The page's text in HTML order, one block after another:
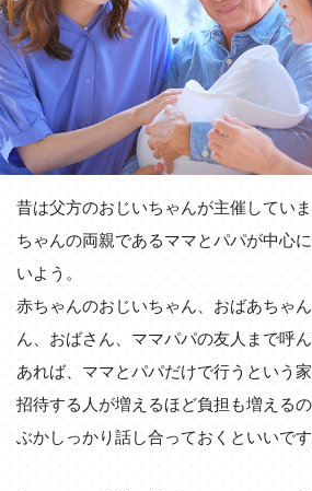
昔は父方のおじいちゃんが主催してい
ちゃんの両親であるママとパパが中心
いよう。
赤ちゃんのおじいちゃん、おばあちゃ
ん、おばさん、ママパパの友人まで呼
あれば、ママとパパだけで行うという
招待する人が増えるほど負担も増える
ぶかしっかり話し合っておくといいです